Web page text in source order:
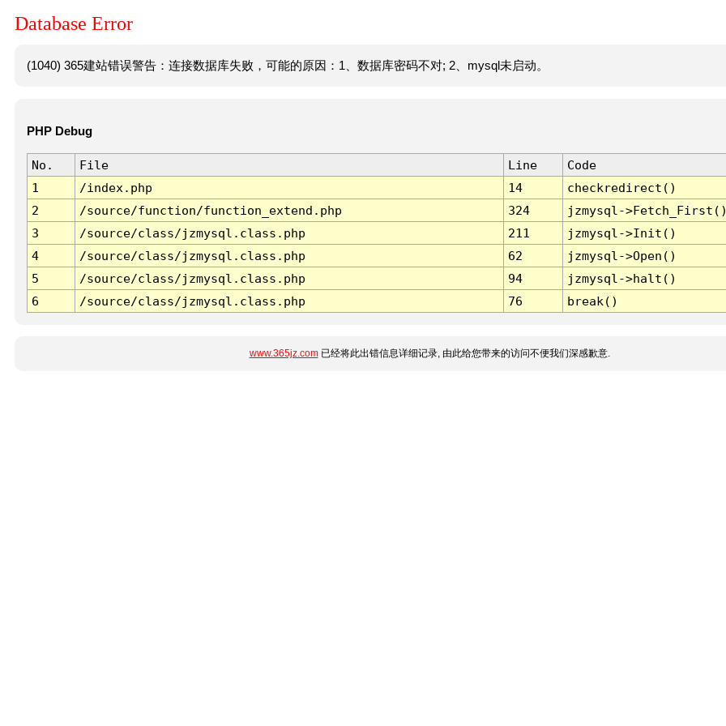
Database Error
(1040) 365建站错误警告：连接数据库失败，可能的原因：1、数据库密码不对; 2、mysql未启动。
PHP Debug
No. File Line
Code
1
/index.php 14
checkredirect()
2
/source/function/function_extend.php 324
jzmysql-
3
/source/class/jzmysql.class.php 211
jzmysql->Init()
4
/source/class/jzmysql.class.php 62
jzmysql->Open()
5
/source/class/jzmysql.class.php 94
jzmysql->halt()
6
/source/class/jzmysql.class.php 76 break()
www.365jz.com已经将此出错信息详细记录, 由此给您带来的访问不便我们深感歉意.